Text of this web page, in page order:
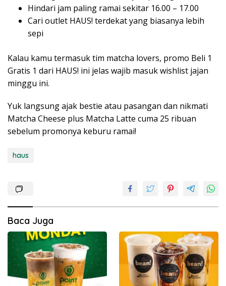
Hindari jam paling ramai sekitar 16.00 – 17.00
Cari outlet HAUS! terdekat yang biasanya lebih
sepi
Kalau kamu termasuk tim matcha lovers, promo Beli 1
Gratis 1 dari HAUS! ini jelas wajib masuk wishlist jajan
minggu ini.
Yuk langsung ajak bestie atau pasangan dan nikmati
Matcha Cheese plus Matcha Latte cuma 25 ribuan
sebelum promonya keburu ramai!
haus
Baca Juga